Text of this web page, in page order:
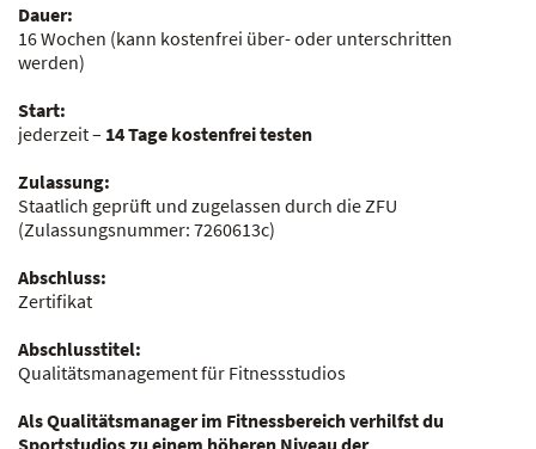
Dauer:
16 Wochen (kann kostenfrei über- oder unterschritten
werden)
Start:
jederzeit – 14 Tage kostenfrei testen
Zulassung:
Staatlich geprüft und zugelassen durch die ZFU
(Zulassungsnummer: 7260613c)
Abschluss:
Zertifikat
Abschlusstitel:
Qualitätsmanagement für Fitnessstudios
Als Qualitätsmanager im Fitnessbereich verhilfst du
Sportstudios zu einem höheren Niveau der